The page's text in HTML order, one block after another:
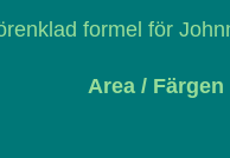
formel för
Area / Färgen